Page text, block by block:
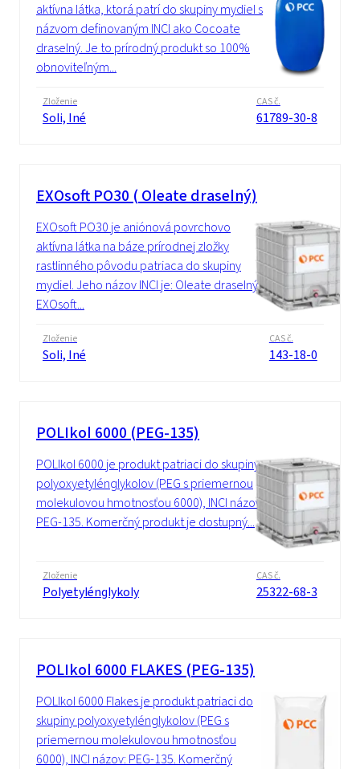
aktívna látka, ktorá patrí do skupiny mydiel s
názvom definovaným INCI ako Cocoate
draselný. Je to prírodný produkt so 100%
obnoviteľným...
Zloženie
Soli, Iné
CAS č.
61789-30-8
EXOsoft PO30 ( Oleate draselný)
EXOsoft PO30 je aniónová povrchovo
aktívna látka na báze prírodnej zložky
rastlinného pôvodu patriaca do skupiny
mydiel. Jeho názov INCI je: Oleate draselný .
EXOsoft...
Zloženie
Soli, Iné
CAS č.
143-18-0
POLIkol 6000 (PEG-135)
POLIkol 6000 je produkt patriaci do skupiny
polyoxyetylénglykolov (PEG s priemernou
molekulovou hmotnosťou 6000), INCI názov:
PEG-135. Komerčný produkt je dostupný...
Zloženie
Polyetylénglykoly
CAS č.
25322-68-3
POLIkol 6000 FLAKES (PEG-135)
POLIkol 6000 Flakes je produkt patriaci do
skupiny polyoxyetylénglykolov (PEG s
priemernou molekulovou hmotnosťou
6000), INCI názov: PEG-135. Komerčný